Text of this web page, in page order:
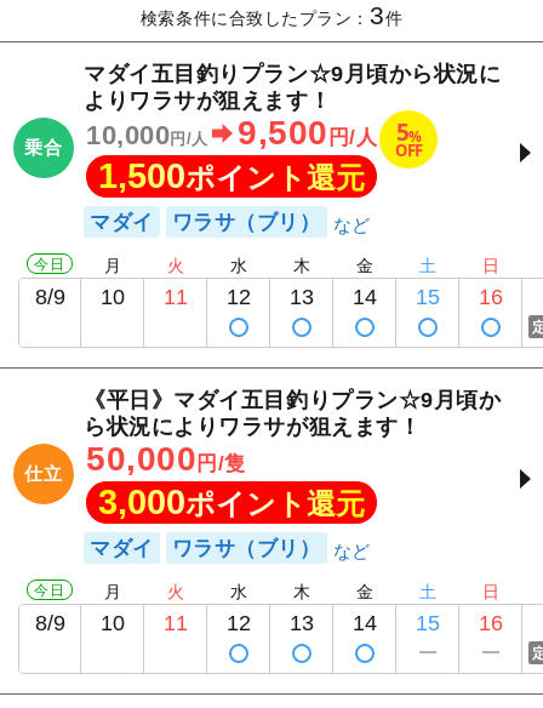
検索条件に合致したプラン： 3件
乗合
マダイ五目釣りプラン☆9月頃から状況に
よりワラサが狙えます！
10,000 円/人 9,500 円/人 5%
OFF
1,500ポイント還元
マダイ ワラサ（ブリ）
今日
8/9
月
10
火
11
水
12
木
13
金
14
土
15
日
16
仕立
《平日》マダイ五目釣りプラン☆9月頃か
ら状況によりワラサが狙えます！
50,000 円/隻
3,000ポイント還元
マダイ ワラサ（ブリ）
今日
8/9
月
10
火
11
水
12
木
13
金
14
土
15
日
16